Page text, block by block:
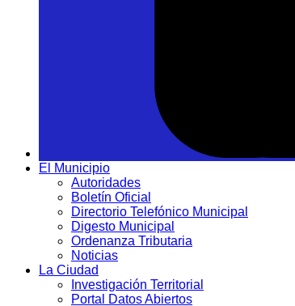
El Municipio
Autoridades
Boletín Oficial
Directorio Telefónico Municipal
Digesto Municipal
Ordenanza Tributaria
Noticias
La Ciudad
Investigación Territorial
Portal Datos Abiertos